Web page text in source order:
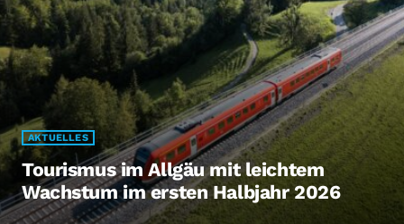
AKTUELLES
Tourismus im Allgäu mit leichtem
Wachstum im ersten Halbjahr 2026